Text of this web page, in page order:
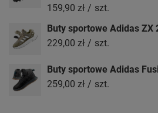
159,90 zł / szt.
Buty sportowe Adidas ZX
229,00 zł / szt.
Buty sportowe Adidas
259,00 zł / szt.